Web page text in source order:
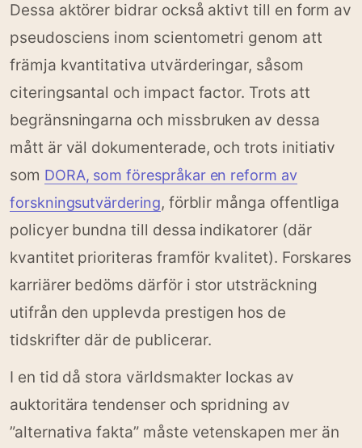
Dessa aktörer bidrar också aktivt till en form av
pseudosciens inom scientometri genom att
främja kvantitativa utvärderingar, såsom
citeringsantal och impact factor. Trots att
begränsningarna och missbruken av dessa
mått är väl dokumenterade, och trots initiativ
som DORA, som förespråkar en reform av
forskningsutvärdering, förblir många offentliga
policyer bundna till dessa indikatorer (där
kvantitet prioriteras framför kvalitet). Forskares
karriärer bedöms därför i stor utsträckning
utifrån den upplevda prestigen hos de
tidskrifter där de publicerar.
I en tid då stora världsmakter lockas av
auktoritära tendenser och spridning av
”alternativa fakta” måste vetenskapen mer än